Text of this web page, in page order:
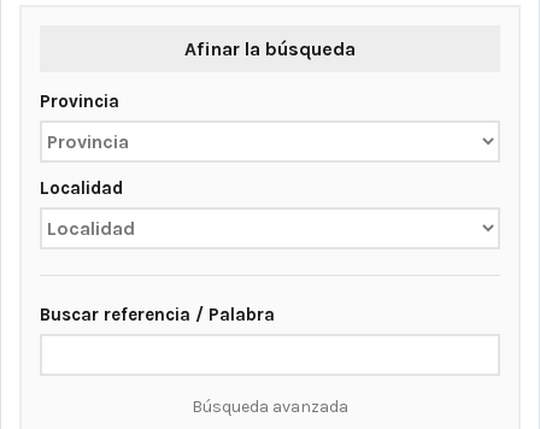
Afinar la búsqueda
Provincia
Localidad
Buscar referencia / Palabra
Búsqueda avanzada